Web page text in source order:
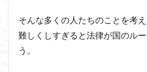
そんな多くの人たちのことを考え
難しくしすぎると法律が国のル
う。